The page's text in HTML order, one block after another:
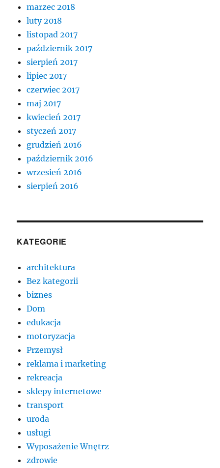
marzec 2018
luty 2018
listopad 2017
październik 2017
sierpień 2017
lipiec 2017
czerwiec 2017
maj 2017
kwiecień 2017
styczeń 2017
grudzień 2016
październik 2016
wrzesień 2016
sierpień 2016
KATEGORIE
architektura
Bez kategorii
biznes
Dom
edukacja
motoryzacja
Przemysł
reklama i marketing
rekreacja
sklepy internetowe
transport
uroda
usługi
Wyposażenie Wnętrz
zdrowie